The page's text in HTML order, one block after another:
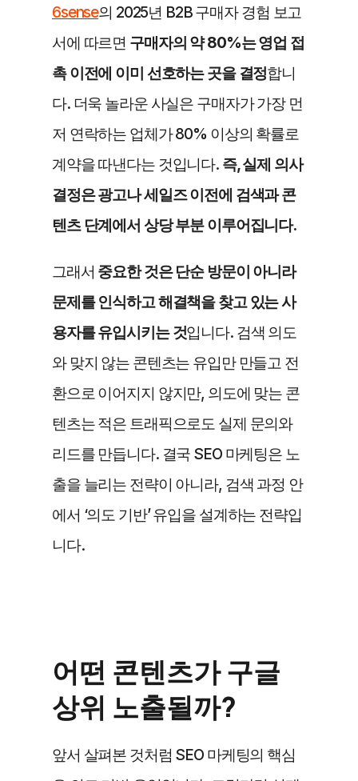
6sense의 2025년 B2B 구매자 경험 보고
서에 따르면 구매자의 약 80%는 영업 접
촉 이전에 이미 선호하는 곳을 결정합니
다. 더욱 놀라운 사실은 구매자가 가장 먼
저 연락하는 업체가 80% 이상의 확률로
계약을 따낸다는 것입니다. 즉, 실제 의사
결정은 광고나 세일즈 이전에 검색과 콘
텐츠 단계에서 상당 부분 이루어집니다.
그래서 중요한 것은 단순 방문이 아니라
문제를 인식하고 해결책을 찾고 있는 사
용자를 유입시키는 것입니다. 검색 의도
와 맞지 않는 콘텐츠는 유입만 만들고 전
환으로 이어지지 않지만, 의도에 맞는 콘
텐츠는 적은 트래픽으로도 실제 문의와
리드를 만듭니다. 결국 SEO 마케팅은 노
출을 늘리는 전략이 아니라, 검색 과정 안
에서 ‘의도 기반’ 유입을 설계하는 전략입
니다.
어떤 콘텐츠가 구글
상위 노출될까?
앞서 살펴본 것처럼 SEO 마케팅의 핵심